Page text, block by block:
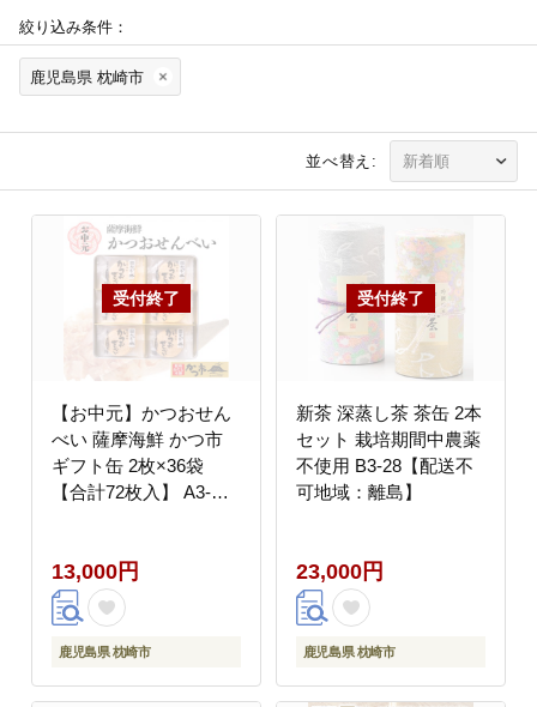
絞り込み条件：
鹿児島県 枕崎市
並べ替え:
【お中元】かつおせん
べい 薩摩海鮮 かつ市
ギフト缶 2枚×36袋
【合計72枚入】 A3-
13,000円
鹿児島県 枕崎市
新茶 深蒸し茶 茶缶 2本
セット 栽培期間中農薬
不使用 B3-28【配送不
可地域：離島】
23,000円
鹿児島県 枕崎市